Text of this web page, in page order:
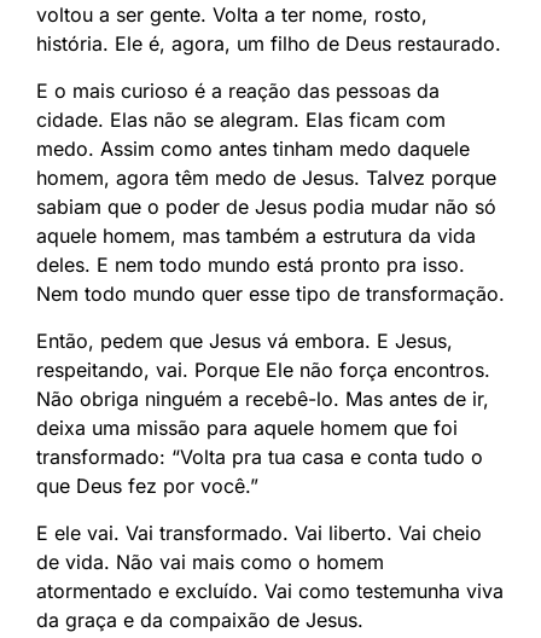
voltou a ser gente. Volta a ter nome, rosto,
história. Ele é, agora, um filho de Deus restaurado.
E o mais curioso é a reação das pessoas da
cidade. Elas não se alegram. Elas ficam com
medo. Assim como antes tinham medo daquele
homem, agora têm medo de Jesus. Talvez porque
sabiam que o poder de Jesus podia mudar não só
aquele homem, mas também a estrutura da vida
deles. E nem todo mundo está pronto pra isso.
Nem todo mundo quer esse tipo de transformação.
Então, pedem que Jesus vá embora. E Jesus,
respeitando, vai. Porque Ele não força encontros.
Não obriga ninguém a recebê-lo. Mas antes de ir,
deixa uma missão para aquele homem que foi
transformado: “Volta pra tua casa e conta tudo o
que Deus fez por você.”
E ele vai. Vai transformado. Vai liberto. Vai cheio
de vida. Não vai mais como o homem
atormentado e excluído. Vai como testemunha viva
da graça e da compaixão de Jesus.